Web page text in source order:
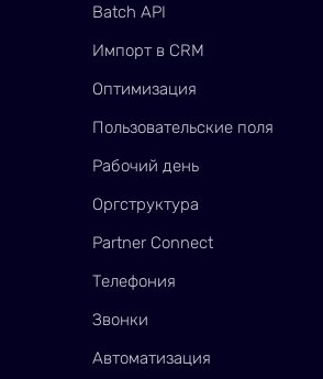
Batch API
Импорт в CRM
Оптимизация
Пользовательские поля
Рабочий день
Оргструктура
Partner Connect
Телефония
Звонки
Автоматизация